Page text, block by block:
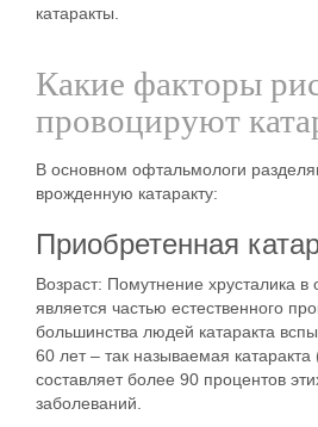
катаракты.
Какие факторы
провоцируют
В основном офтальмологи
врожденную катаракту:
Приобретенная
Возраст: Помутнение хрусталика в
является частью естественного
большинства людей катаракта
60 лет – так называемая катаракта
составляет более 90 процентов
заболеваний.